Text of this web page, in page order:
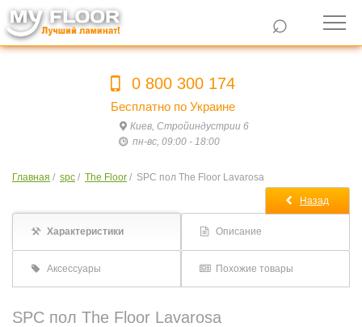
⌕
0 800 300 174
Бесплатно по Украине
Киев, Стройиндустрии 6
пн-вс, 09:00 - 18:00
Главная / spc / The Floor / SPC пол The Floor Lavarosa
Характеристики Описание
Аксессуары Похожие товары
Назад
SPC пол The Floor Lavarosa